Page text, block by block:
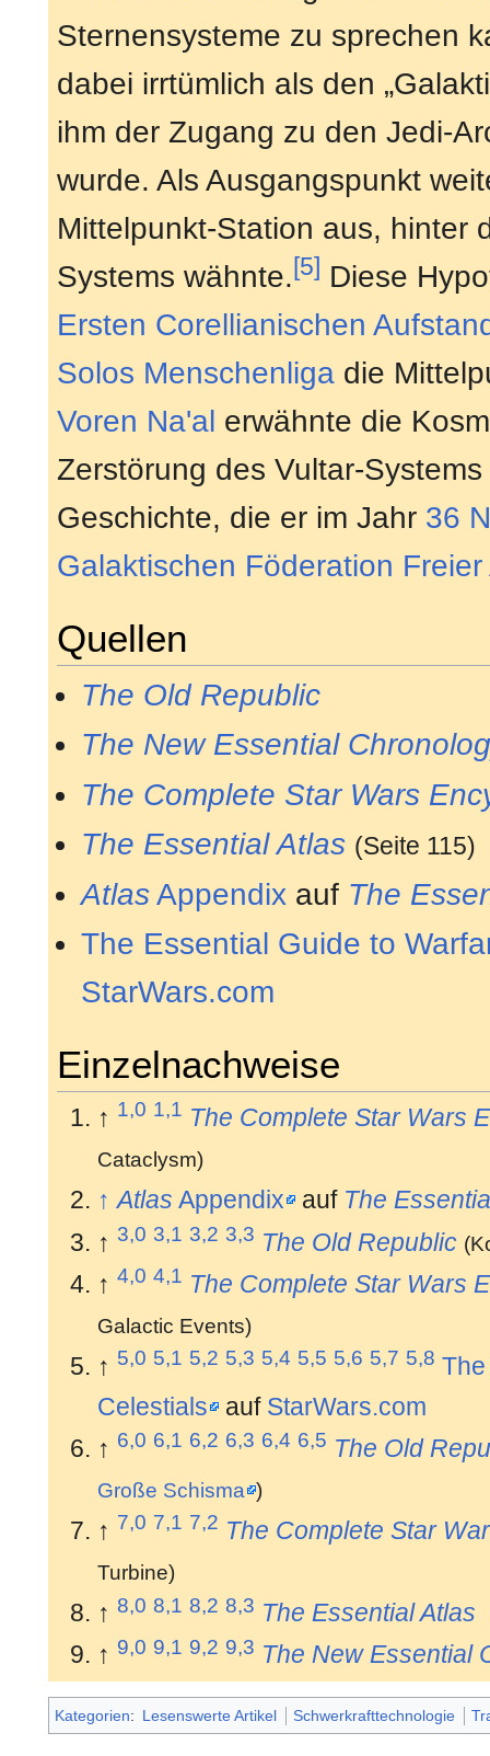
Sternensysteme zu sprechen
dabei irrtümlich als den
ihm der Zugang zu den Jedi-
wurde. Als Ausgangspunkt
Mittelpunkt-Station aus, hinter
Systems wähnte.[5] Diese
Ersten Corellianischen
Solos Menschenliga die
Voren Na'al erwähnte die
Zerstörung des Vultar-
Geschichte, die er im Jahr 36
Galaktischen Föderation
Quellen
The Old Republic
The New Essential
The Complete Star Wars
The Essential Atlas (Seite 115)
AtlasAppendix auf The
The Essential Guide to
StarWars.com
Einzelnachweise
↑ 1,0 1,1 The Complete Star Wars
Cataclysm)
↑ Atlas Appendix auf The
↑3,0 3,1 3,2 3,3 The Old Republic
↑4,0 4,1 The Complete Star Wars
Galactic Events)
↑ 5,0 5,1 5,2 5,3 5,4 5,5 5,6 5,7 5,8
Celestials
auf StarWars.com
↑ 6,0 6,1 6,2 6,3 6,4 6,5 The Old
Große Schisma )
↑ 7,0 7,1 7,2 The Complete Star
Turbine)
↑8,0 8,1 8,2 8,3 The Essential Atlas
↑ 9,0 9,1 9,2 9,3 The New Essential
Kategorien: Lesenswerte Artikel Schwerkrafttechnologie